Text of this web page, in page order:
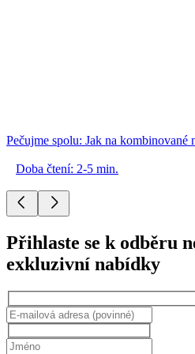
Pečujme spolu: Jak na kombinované
Doba čtení: 2-5 min.
Přihlaste se k odběru
exkluzivní nabídky